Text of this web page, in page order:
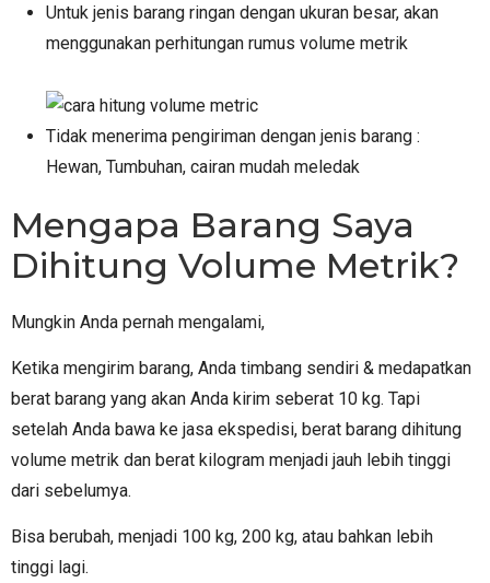
Untuk jenis barang ringan dengan ukuran besar, akan
menggunakan perhitungan rumus volume metrik
Tidak menerima pengiriman dengan jenis barang :
Hewan, Tumbuhan, cairan mudah meledak
Mengapa Barang Saya
Dihitung Volume Metrik?
Mungkin Anda pernah mengalami,
Ketika mengirim barang, Anda timbang sendiri & medapatkan
berat barang yang akan Anda kirim seberat 10 kg. Tapi
setelah Anda bawa ke jasa ekspedisi, berat barang dihitung
volume metrik dan berat kilogram menjadi jauh lebih tinggi
dari sebelumya.
Bisa berubah, menjadi 100 kg, 200 kg, atau bahkan lebih
tinggi lagi.